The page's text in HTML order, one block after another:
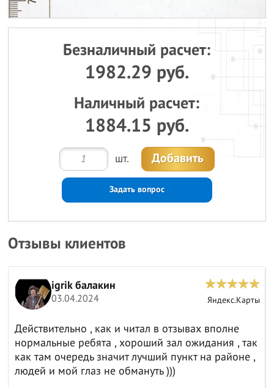
Безналичный расчет:
1982.29 руб.
Наличный расчет:
1884.15 руб.
шт. Добавить
Задать вопрос
Отзывы клиентов
igrik балакин
03.04.2024 Яндекс.Карты
Действительно , как и читал в отзывах вполне
нормальные ребята , хороший зал ожидания , так
как там очередь значит лучший пункт на районе ,
людей и мой глаз не обмануть )))